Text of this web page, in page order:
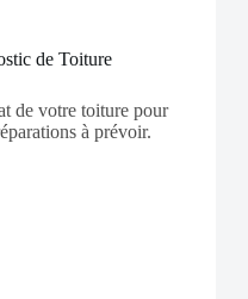
de Toiture
de votre toiture pour
à prévoir.